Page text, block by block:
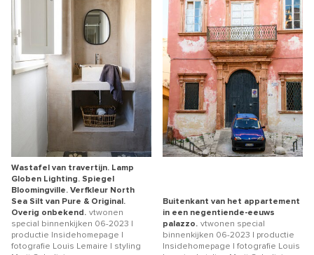
Wastafel van travertijn. Lamp
Globen Lighting. Spiegel
Bloomingville. Verfkleur North
Sea Silt van Pure & Original.
Overig onbekend. vtwonen
special binnenkijken 06-2023 |
productie Insidehomepage |
fotografie Louis Lemaire | styling
Buitenkant van het appartement
in een negentiende-eeuws
palazzo. vtwonen special
binnenkijken 06-2023 | productie
Insidehomepage | fotografie Louis